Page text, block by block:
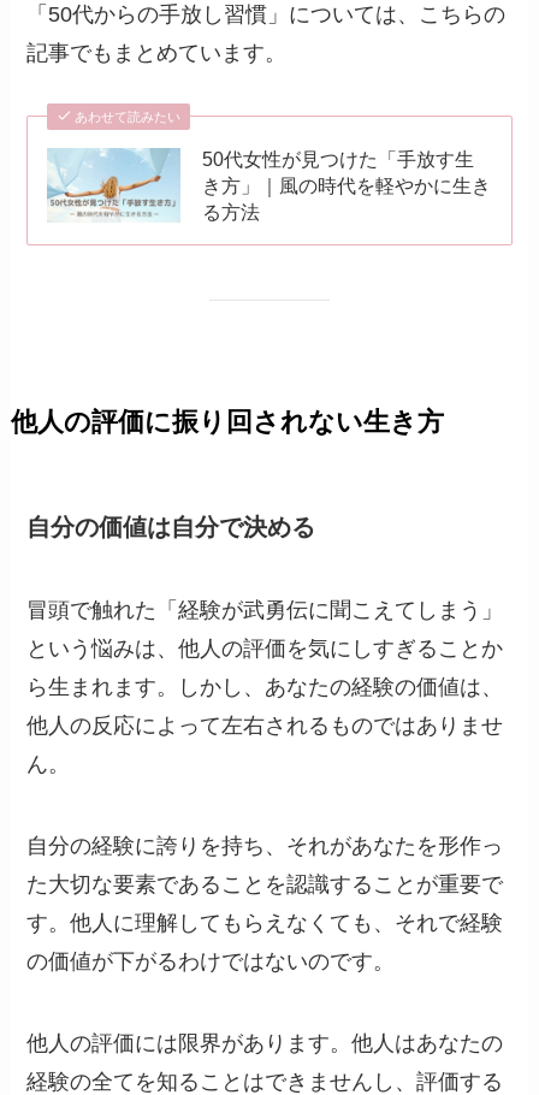
「50代からの手放し習慣」については、こちらの
記事でもまとめています。
あわせて読みたい
50代女性が見つけた「手放す生
き方」｜風の時代を軽やかに生き
る方法
他人の評価に振り回されない生き方
自分の価値は自分で決める
冒頭で触れた「経験が武勇伝に聞こえてしまう」
という悩みは、他人の評価を気にしすぎることか
ら生まれます。しかし、あなたの経験の価値は、
他人の反応によって左右されるものではありませ
ん。
自分の経験に誇りを持ち、それがあなたを形作っ
た大切な要素であることを認識することが重要で
す。他人に理解してもらえなくても、それで経験
の価値が下がるわけではないのです。
他人の評価には限界があります。他人はあなたの
経験の全てを知ることはできませんし、評価する